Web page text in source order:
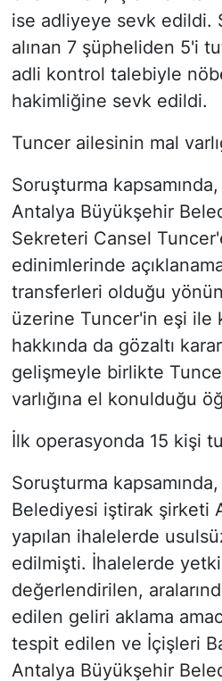
ise adliyeye sevk edildi.
alınan 7 şüpheliden 5'i
adli kontrol talebiyle
hakimliğine sevk edildi.
Tuncer ailesinin mal
Soruşturma
Antalya Büyükşehir
Sekreteri Cansel
edinimlerinde
transferleri olduğu
üzerine Tuncer'in eşi ile
hakkında da gözaltı
gelişmeyle birlikte
varlığına el konulduğu
İlk operasyonda 15 kişi
Soruşturma
Belediyesi iştirak şirketi
yapılan ihalelerde
edilmişti. İhalelerde
değerlendirilen,
edilen geliri aklama
tespit edilen ve İçişleri
Antalya Büyükşehir